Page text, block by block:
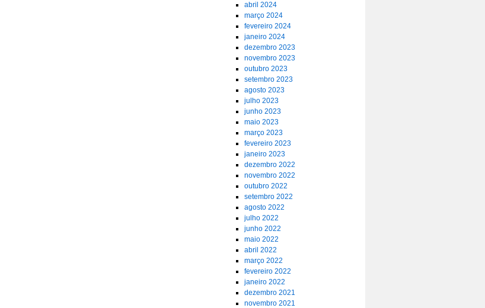
abril 2024
março 2024
fevereiro 2024
janeiro 2024
dezembro 2023
novembro 2023
outubro 2023
setembro 2023
agosto 2023
julho 2023
junho 2023
maio 2023
março 2023
fevereiro 2023
janeiro 2023
dezembro 2022
novembro 2022
outubro 2022
setembro 2022
agosto 2022
julho 2022
junho 2022
maio 2022
abril 2022
março 2022
fevereiro 2022
janeiro 2022
dezembro 2021
novembro 2021